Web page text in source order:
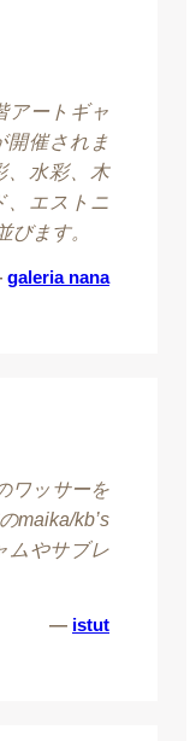
アートギャ
開催されま
、水彩、木
、エストニ
びます。
galeria nana
ワッサーを
maika/kb’s
ムやサブレ
— istut